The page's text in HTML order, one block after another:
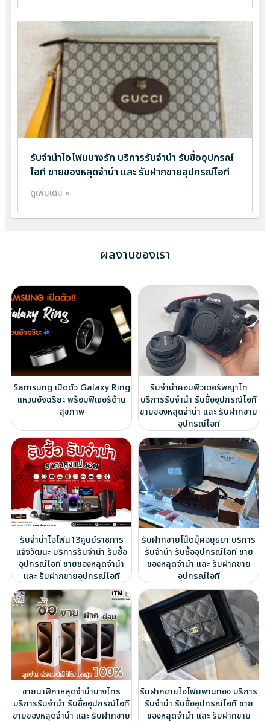
รับจำนำไอโฟนบางรัก บริการรับจำนำ รับซื้ออุปกรณ์
ไอที ขายของหลุดจำนำ และ รับฝากขายอุปกรณ์ไอที
ดูเพิ่มเติม »
ผลงานของเรา
Samsung เปิดตัว Galaxy Ring
แหวนอัจฉริยะ พร้อมฟีเจอร์ด้าน
สุขภาพ
รับจำนำคอมพิวเตอร์พญาไท
บริการรับจำนำ รับซื้ออุปกรณ์ไอที
ขายของหลุดจำนำ และ รับฝากขาย
อุปกรณ์ไอที
รับจำนำไอโฟน13ศูนย์ราชการ
แจ้งวัฒนะ บริการรับจำนำ รับซื้อ
อุปกรณ์ไอที ขายของหลุดจำนำ
และ รับฝากขายอุปกรณ์ไอที
รับฝากขายโน๊ตบุ๊คอยุธยา บริการ
รับจำนำ รับซื้ออุปกรณ์ไอที ขาย
ของหลุดจำนำ และ รับฝากขาย
อุปกรณ์ไอที
ขายนาฬิกาหลุดจำนำบางไทร
บริการรับจำนำ รับซื้ออุปกรณ์ไอที
ขายของหลุดจำนำ และ รับฝากขาย
รับฝากขายไอโฟนพานทอง บริการ
รับจำนำ รับซื้ออุปกรณ์ไอที ขาย
ของหลุดจำนำ และ รับฝากขาย